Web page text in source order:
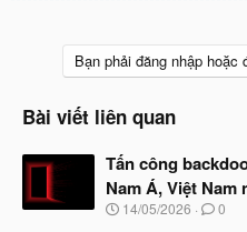
Bạn phải đăng nhập hoặc
Bài viết liên quan
Tấn công
Nam Á, Việt
N
14/05/2026 0